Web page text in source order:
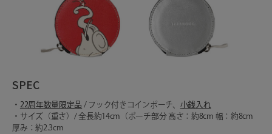
SPEC
・ 22周年数量限定品 / フック付きコインポーチ、 小銭入れ
・サイズ（重さ）/ 全長約14cm（ポーチ部分 高さ：約8cm 幅：約8cm
厚み：約2.3cm